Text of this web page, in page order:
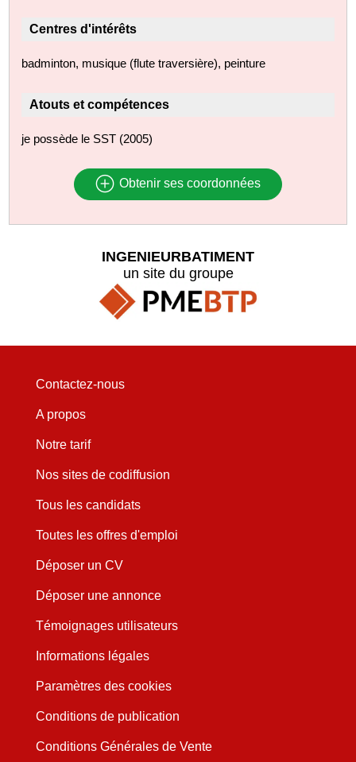
Centres d'intérêts
badminton, musique (flute traversière), peinture
Atouts et compétences
je possède le SST (2005)
Obtenir ses coordonnées
INGENIEURBATIMENT
un site du groupe
Contactez-nous
A propos
Notre tarif
Nos sites de codiffusion
Tous les candidats
Toutes les offres d'emploi
Déposer un CV
Déposer une annonce
Témoignages utilisateurs
Informations légales
Paramètres des cookies
Conditions de publication
Conditions Générales de Vente